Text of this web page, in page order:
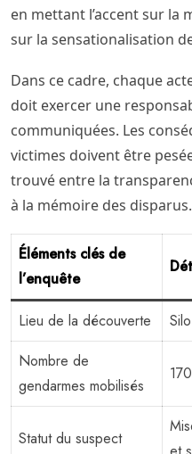
en mettant l’accent sur la
sur la sensationalisation
Dans ce cadre, chaque
doit exercer une
communiquées. Les
victimes doivent être
trouvé entre la
à la mémoire des disparus.
Éléments clés de
l’enquête
Lieu de la découverte
Nombre de
gendarmes mobilisés
Statut du suspect